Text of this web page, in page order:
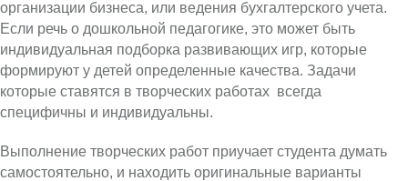
организации бизнеса, или ведения бухгалтерского учета.
Если речь о дошкольной педагогике, это может быть
индивидуальная подборка развивающих игр, которые
формируют у детей определенные качества. Задачи
которые ставятся в творческих работах всегда
специфичны и индивидуальны.
Выполнение творческих работ приучает студента думать
самостоятельно, и находить оригинальные варианты